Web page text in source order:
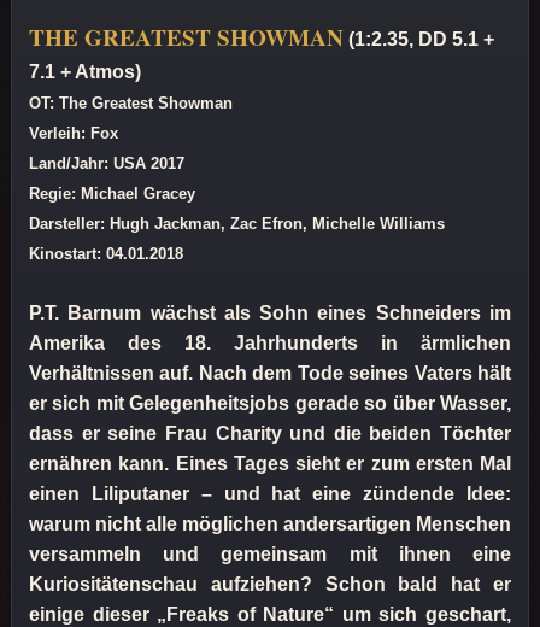
THE GREATEST SHOWMAN (1:2.35, DD 5.1 +
7.1 + Atmos)
OT: The Greatest Showman
Verleih: Fox
Land/Jahr: USA 2017
Regie: Michael Gracey
Darsteller: Hugh Jackman, Zac Efron, Michelle Williams
Kinostart: 04.01.2018
P.T. Barnum wächst als Sohn eines Schneiders im
Amerika des 18. Jahrhunderts in ärmlichen
Verhältnissen auf. Nach dem Tode seines Vaters hält
er sich mit Gelegenheitsjobs gerade so über Wasser,
dass er seine Frau Charity und die beiden Töchter
ernähren kann. Eines Tages sieht er zum ersten Mal
einen Liliputaner – und hat eine zündende Idee:
warum nicht alle möglichen andersartigen Menschen
versammeln und gemeinsam mit ihnen eine
Kuriositätenschau aufziehen? Schon bald hat er
einige dieser „Freaks of Nature“ um sich geschart,